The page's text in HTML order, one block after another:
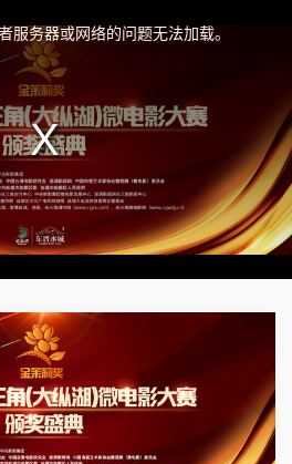
服务器或网络的问题无法加载。